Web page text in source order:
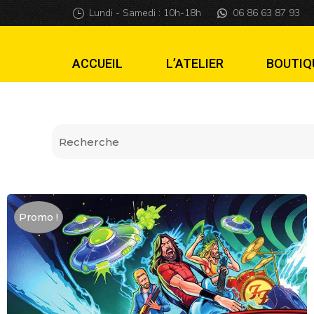
PROMO Plexi
Lundi - Samedi : 10h-18h 06 86 63 87 93
ACCUEIL L’ATELIER
Promo !